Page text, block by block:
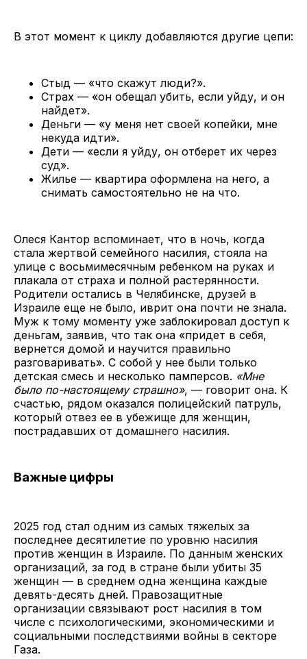
В этот момент к циклу добавляются другие цепи:
Стыд — «что скажут люди?».
Страх — «он обещал убить, если уйду, и он
найдет».
Деньги — «у меня нет своей копейки, мне
некуда идти».
Дети — «если я уйду, он отберет их через
суд».
Жилье — квартира оформлена на него, а
снимать самостоятельно не на что.
Олеся Кантор вспоминает, что в ночь, когда
стала жертвой семейного насилия, стояла на
улице с восьмимесячным ребенком на руках и
плакала от страха и полной растерянности.
Родители остались в Челябинске, друзей в
Израиле еще не было, иврит она почти не знала.
Муж к тому моменту уже заблокировал доступ к
деньгам, заявив, что так она «придет в себя,
вернется домой и научится правильно
разговаривать». С собой у нее были только
детская смесь и несколько памперсов. «Мне
было по-настоящему страшно», — говорит она. К
счастью, рядом оказался полицейский патруль,
который отвез ее в убежище для женщин,
пострадавших от домашнего насилия.
Важные цифры
2025 год стал одним из самых тяжелых за
последнее десятилетие по уровню насилия
против женщин в Израиле. По данным женских
организаций, за год в стране были убиты 35
женщин — в среднем одна женщина каждые
девять-десять дней. Правозащитные
организации связывают рост насилия в том
числе с психологическими, экономическими и
социальными последствиями войны в секторе
Газа.